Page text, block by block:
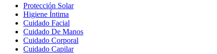
Close
Menu
Protección Solar
Higiene Íntima
Cuidado Facial
Cuidado De Manos
Cuidado Corporal
Cuidado Capilar